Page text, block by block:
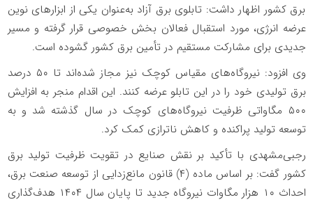
برق کشور اظهار داشت: تابلوی برق آزاد به‌عنوان یکی از ابزارهای نوین
عرضه انرژی، مورد استقبال فعالان بخش خصوصی قرار گرفته و مسیر
جدیدی برای مشارکت مستقیم در تأمین برق کشور گشوده است.
وی افزود: نیروگاه‌های مقیاس کوچک نیز مجاز شده‌اند تا ۵۰ درصد
برق تولیدی خود را در این تابلو عرضه کنند. این اقدام منجر به افزایش
۵۰۰ مگاواتی ظرفیت نیروگاه‌های کوچک در سال گذشته شد و به
توسعه تولید پراکنده و کاهش ناترازی کمک کرد.
رجبی‌مشهدی با تأکید بر نقش صنایع در تقویت ظرفیت تولید برق
کشور گفت: بر اساس ماده (۴) قانون مانع‌زدایی از توسعه صنعت برق،
احداث ۱۰ هزار مگاوات نیروگاه جدید تا پایان سال ۱۴۰۴ هدف‌گذاری